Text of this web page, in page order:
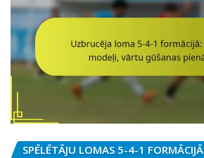
SPĒLĒTĀJU LOMAS 5-4-1 FORMĀCIJĀ